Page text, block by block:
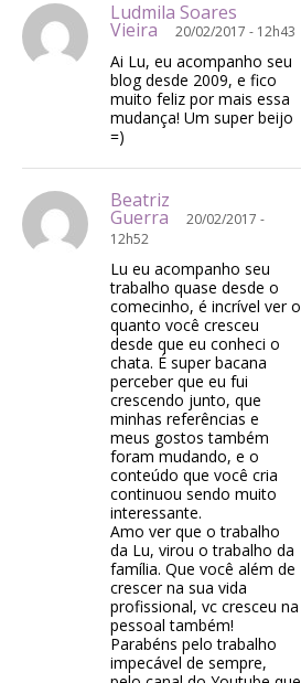
Ludmila Soares
Vieira 20/02/2017 - 12h43
Ai Lu, eu acompanho seu
blog desde 2009, e fico
muito feliz por mais essa
mudança! Um super beijo
=)
Beatriz
Guerra
20/02/2017 -
12h52
Lu eu acompanho seu
trabalho quase desde o
comecinho, é incrível ver o
quanto você cresceu
desde que eu conheci o
chata. É super bacana
perceber que eu fui
crescendo junto, que
minhas referências e
meus gostos também
foram mudando, e o
conteúdo que você cria
continuou sendo muito
interessante.
Amo ver que o trabalho
da Lu, virou o trabalho da
família. Que você além de
crescer na sua vida
profissional, vc cresceu na
pessoal também!
Parabéns pelo trabalho
impecável de sempre,